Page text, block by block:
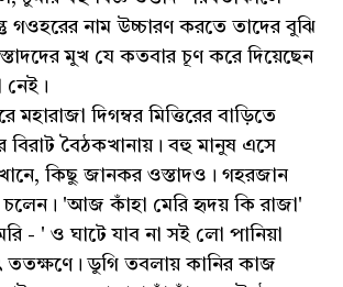
গওহরের নাম উচ্চারণ করতে তাদের বুঝি
মুখ যে কতবার চূণ করে দিয়েছেন
নেই।
মহারাজা দিগম্বর মিত্তিরের বাড়িতে
বৈঠকখানায়। বহু মানুষ এসে
কিছু জানকর ওস্তাদও। গহরজান
'আজ কাঁহা মেরি হৃদয় কি রাজা'
- ' ও ঘাটে যাব না সই লো পানিয়া
ডুগি তবলায় কানির কাজ